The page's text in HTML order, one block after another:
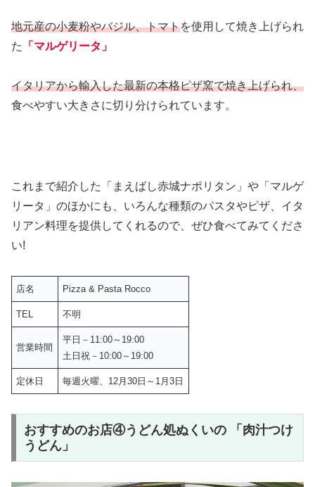
地元産の小麦粉やバジル、トマトを使用して焼き上げられ
た
「マルゲリータ」
イタリアから輸入した最新の本格ピザ窯で焼き上げられ、
食べやすい大きさに切り分けられています。
これまで紹介した「まえばし赤城ナポリタン」や「マルゲ
リータ」のほかにも、いろんな種類のパスタやピザ、イタ
リアン料理を提供してくれるので、ぜひ食べてみてくださ
い!
店名 Pizza & Pasta Rocco
TEL 不明
営業時間
平日－11:00～19:00
土日祝－10:00～19:00
定休日 毎週火曜、12月30日～1月3日
おすすめのお店④うどん処ぬくいの 「肉汁つけ
うどん」